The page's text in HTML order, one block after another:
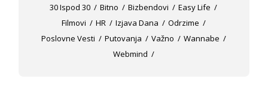
30 Ispod 30 Bitno Bizbendovi
Easy Life
Filmovi
HR Izjava Dana
Odrzime
Poslovne Vesti
Putovanja Važno
Wannabe
Webmind